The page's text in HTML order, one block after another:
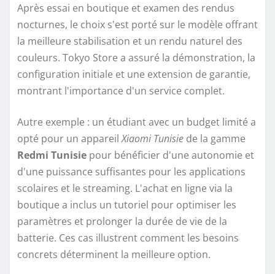
Après essai en boutique et examen des rendus
nocturnes, le choix s'est porté sur le modèle offrant
la meilleure stabilisation et un rendu naturel des
couleurs. Tokyo Store a assuré la démonstration, la
configuration initiale et une extension de garantie,
montrant l'importance d'un service complet.
Autre exemple : un étudiant avec un budget limité a
opté pour un appareilXiaomi Tunisie de la gamme
Redmi Tunisie pour bénéficier d'une autonomie et
d'une puissance suffisantes pour les applications
scolaires et le streaming. L'achat en ligne via la
boutique a inclus un tutoriel pour optimiser les
paramètres et prolonger la durée de vie de la
batterie. Ces cas illustrent comment les besoins
concrets déterminent la meilleure option.